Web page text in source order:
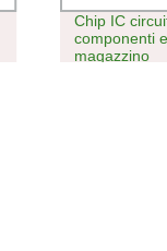
Chip IC
componenti
magazzino